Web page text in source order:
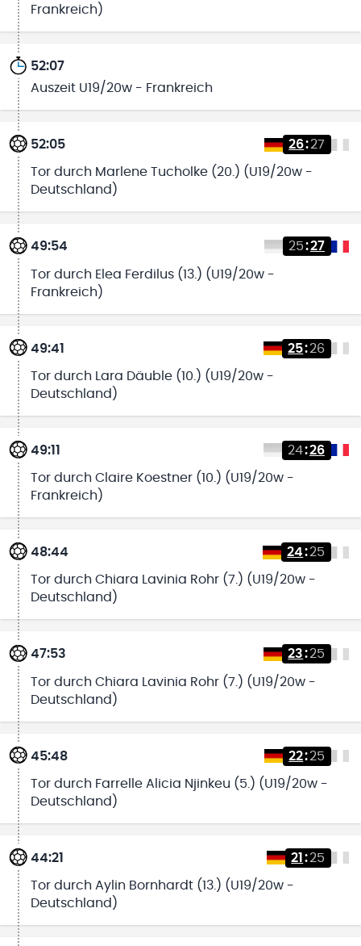
Frankreich)
52:07
Auszeit U19/20w - Frankreich
52:05 26:27
Tor durch Marlene Tucholke (20.) (U19/20w -
Deutschland)
49:54 25:27
Tor durch Elea Ferdilus (13.) (U19/20w -
Frankreich)
49:41 25:26
Tor durch Lara Däuble (10.) (U19/20w -
Deutschland)
49:11 24:26
Tor durch Claire Koestner (10.) (U19/20w -
Frankreich)
48:44 24:25
Tor durch Chiara Lavinia Rohr (7.) (U19/20w -
Deutschland)
47:53 23:25
Tor durch Chiara Lavinia Rohr (7.) (U19/20w -
Deutschland)
45:48 22:25
Tor durch Farrelle Alicia Njinkeu (5.) (U19/20w -
Deutschland)
44:21 21 :25
Tor durch Aylin Bornhardt (13.) (U19/20w -
Deutschland)